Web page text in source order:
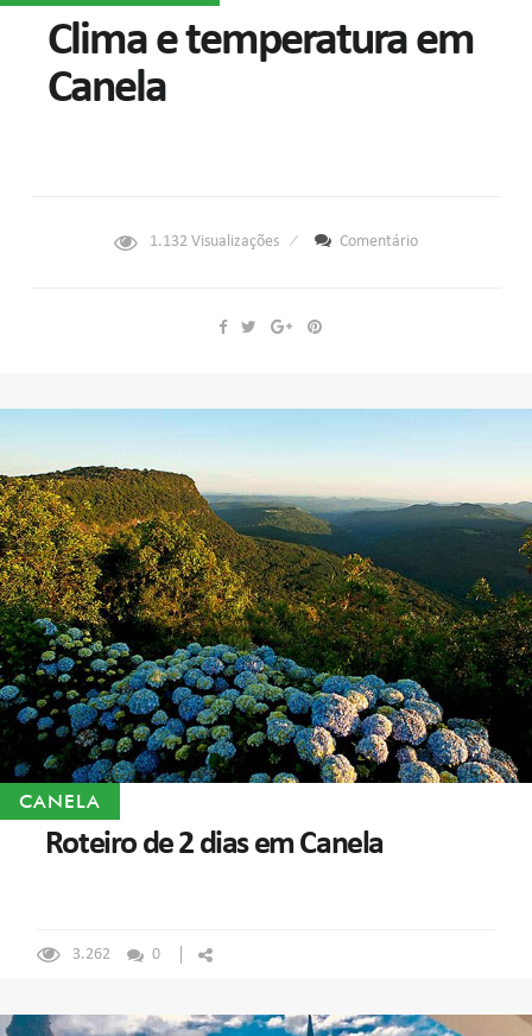
Clima e temperatura em
Canela
1.132 Visualizações Comentário
CANELA
Roteiro de 2 dias em Canela
3.262 0